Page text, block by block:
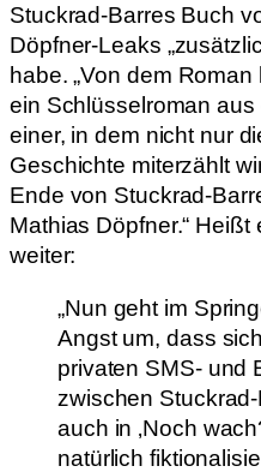
Stuckrad-Barres Buch
Döpfner-Leaks
habe. „Von dem
ein Schlüsselroman
einer, in dem nicht nur
Geschichte miterzählt
Ende von Stuckrad-
Mathias Döpfner.“ Heißt
weiter:
„Nun geht im
Angst um, dass
privaten SMS- und
zwischen
auch in ‚Noch
natürlich